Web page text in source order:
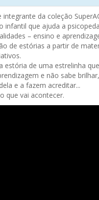
integrante da coleção
infantil que ajuda a
– ensino e
de estórias a partir de
estória de uma estrelinha
e não sabe
e a fazem acreditar...
que vai acontecer.